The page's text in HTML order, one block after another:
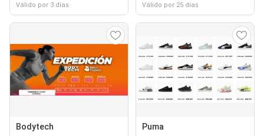
Válido por 3 días Válido por 25 días
Bodytech Puma